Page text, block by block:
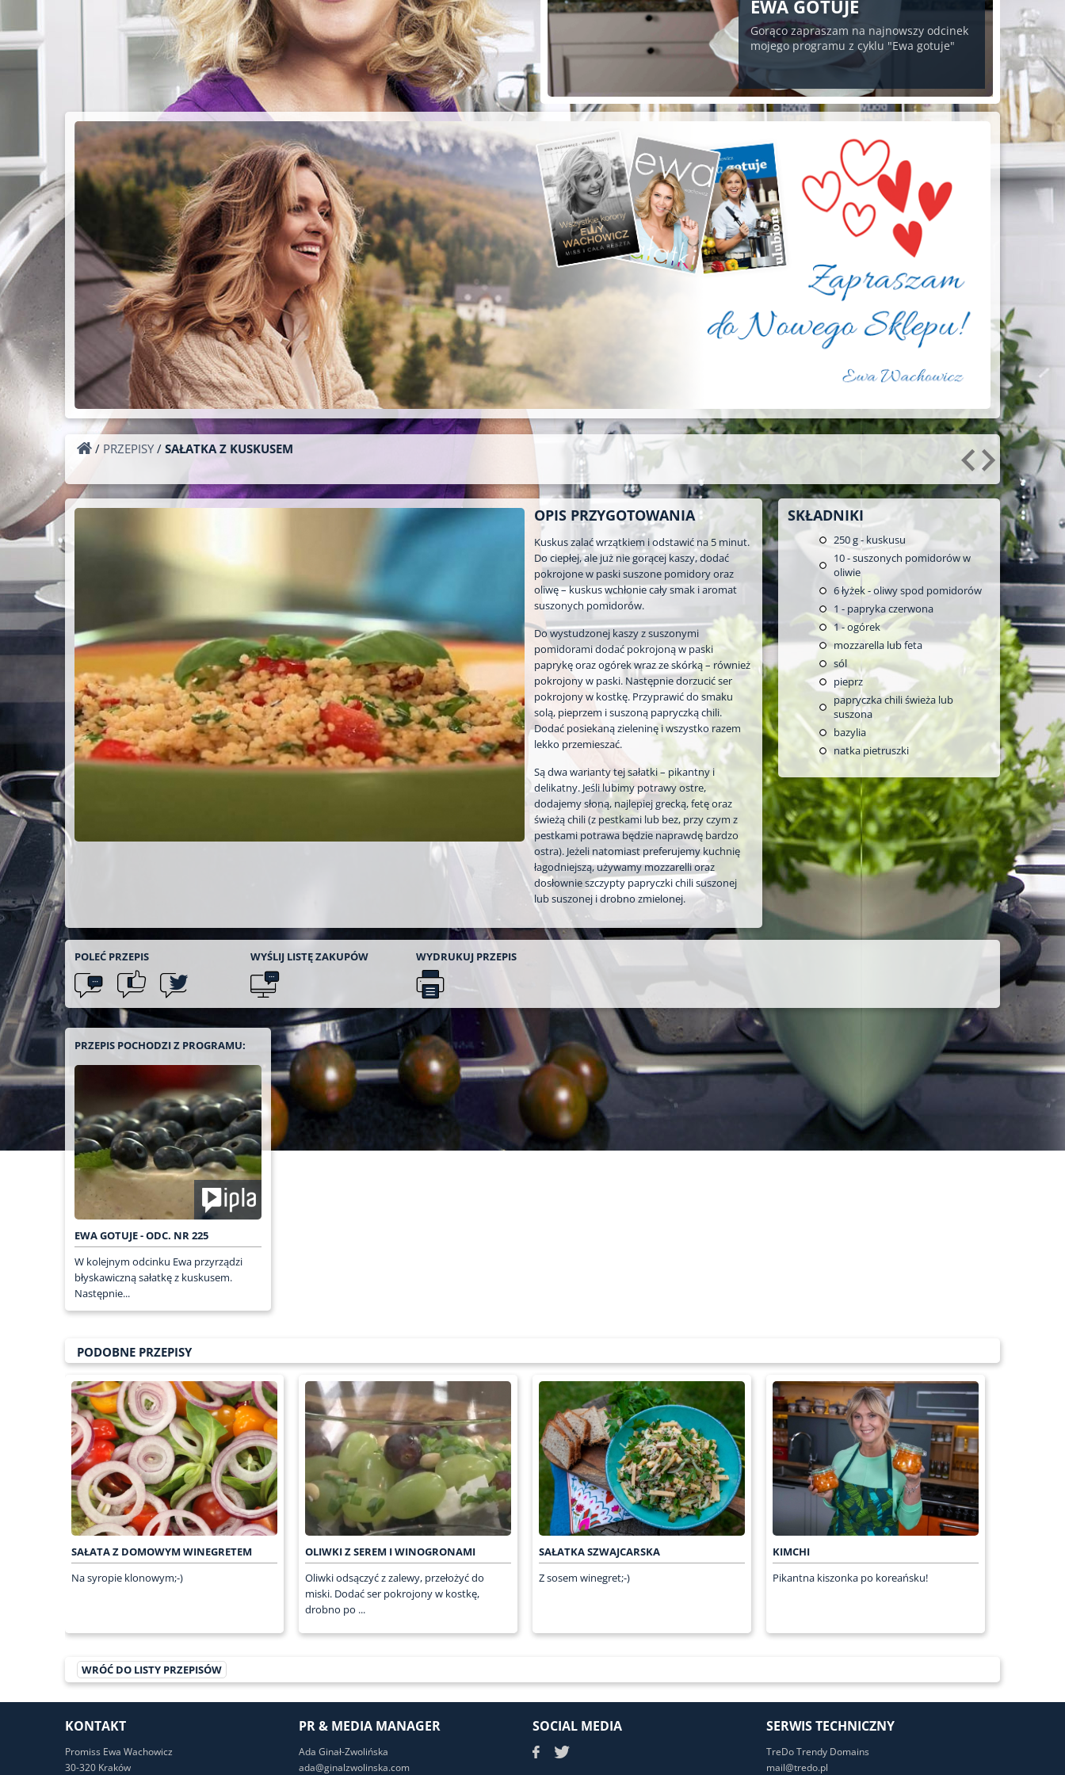
PIECZYSTE POD
CHMURKĄ!
Przepisy na grilla;-)
EWA GOTUJE
Gorąco zapraszam na najnowszy odcinek
mojego programu z cyklu "Ewa gotuje"
/ PRZEPISY / SAŁATKA Z KUSKUSEM
OPIS PRZYGOTOWANIA
Kuskus zalać wrzątkiem i odstawić na 5 minut.
Do ciepłej, ale już nie gorącej kaszy, dodać
pokrojone w paski suszone pomidory oraz
oliwę – kuskus wchłonie cały smak i aromat
suszonych pomidorów.
Do wystudzonej kaszy z suszonymi
pomidorami dodać pokrojoną w paski
paprykę oraz ogórek wraz ze skórką – również
pokrojony w paski. Następnie dorzucić ser
pokrojony w kostkę. Przyprawić do smaku
solą, pieprzem i suszoną papryczką chili.
Dodać posiekaną zieleninę i wszystko razem
lekko przemieszać.
Są dwa warianty tej sałatki – pikantny i
delikatny. Jeśli lubimy potrawy ostre,
dodajemy słoną, najlepiej grecką, fetę oraz
świeżą chili (z pestkami lub bez, przy czym z
pestkami potrawa będzie naprawdę bardzo
ostra). Jeżeli natomiast preferujemy kuchnię
łagodniejszą, używamy mozzarelli oraz
dosłownie szczypty papryczki chili suszonej
lub suszonej i drobno zmielonej.
SKŁADNIKI
250g - kuskusu
10- suszonych pomidorów w
oliwie
6łyżek - oliwy spod pomidorów
1 - papryka czerwona
1- ogórek
mozzarella lub feta
sól
pieprz
papryczka chili świeża lub
suszona
bazylia
natka pietruszki
POLEĆ PRZEPIS WYŚLIJ LISTĘZAKUPÓW WYDRUKUJ PRZEPIS
PRZEPIS POCHODZI Z PROGRAMU:
EWA GOTUJE - ODC. NR 225
W kolejnym odcinku Ewa przyrządzi
błyskawiczną sałatkę z kuskusem.
Następnie...
PODOBNE PRZEPISY
SAŁATA Z DOMOWYM WINEGRETEM
Na syropie klonowym;-)
OLIWKI Z SEREM I WINOGRONAMI
Oliwki odsączyć z zalewy, przełożyć do
miski. Dodać ser pokrojony w kostkę,
drobno po ...
SAŁATKA SZWAJCARSKA
Z sosem winegret;-)
KIMCHI
Pikantna kiszonka po koreańsku!
WRÓĆ DO LISTY PRZEPISÓW
KONTAKT
Promiss Ewa Wachowicz
30-320 Kraków
PR & MEDIA MANAGER
Ada Ginał-Zwolińska
ada@ginalzwolinska.com
SOCIAL MEDIA SERWIS TECHNICZNY
TreDo Trendy Domains
mail@tredo.pl